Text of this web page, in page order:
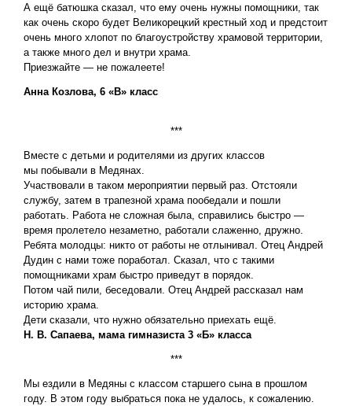
А ещё батюшка сказал, что ему очень нужны помощники, так
как очень скоро будет Великорецкий крестный ход и предстоит
очень много хлопот по благоустройству храмовой территории,
а также много дел и внутри храма.
Приезжайте — не пожалеете!
Анна Козлова, 6 «В» класс
***
Вместе с детьми и родителями из других классов
мы побывали в Медянах.
Участвовали в таком мероприятии первый раз. Отстояли
службу, затем в трапезной храма пообедали и пошли
работать. Работа не сложная была, справились быстро —
время пролетело незаметно, работали слаженно, дружно.
Ребята молодцы: никто от работы не отлынивал. Отец Андрей
Дудин с нами тоже поработал. Сказал, что с такими
помощниками храм быстро приведут в порядок.
Потом чай пили, беседовали. Отец Андрей рассказал нам
историю храма.
Дети сказали, что нужно обязательно приехать ещё.
Н. В. Сапаева, мама гимназиста 3 «Б» класса
***
Мы ездили в Медяны с классом старшего сына в прошлом
году. В этом году выбраться пока не удалось, к сожалению.